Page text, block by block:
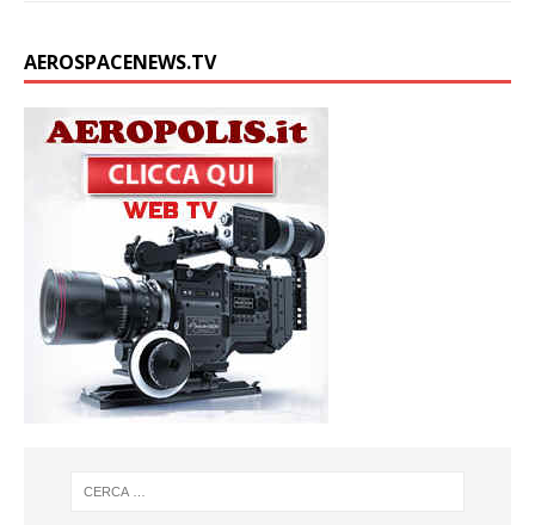
AEROSPACENEWS.TV